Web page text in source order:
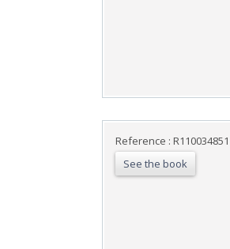
Reference : R110034851
See the book